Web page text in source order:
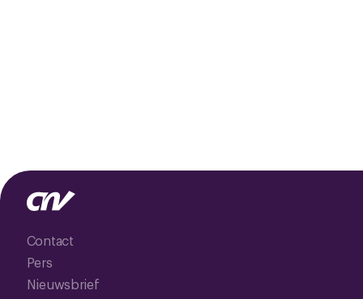
Contact
Pers
Nieuwsbrief